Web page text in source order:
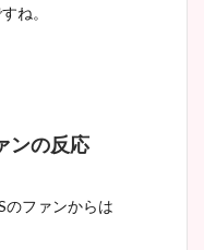
！足も美脚でカップも
悠アナのメガネ画像が
ね。
ンの反応
のファンからは